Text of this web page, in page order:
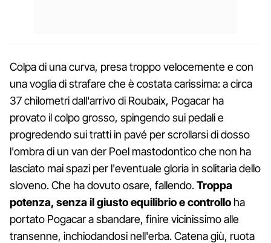
Colpa di una curva, presa troppo velocemente e con
una voglia di strafare che è costata carissima: a circa
37 chilometri dall'arrivo di Roubaix, Pogacar ha
provato il colpo grosso, spingendo sui pedali e
progredendo sui tratti in pavé per scrollarsi di dosso
l'ombra di un van der Poel mastodontico che non ha
lasciato mai spazi per l'eventuale gloria in solitaria dello
sloveno. Che ha dovuto osare, fallendo.Troppa
potenza, senza il giusto equilibrio e controllo ha
portato Pogacar a sbandare, finire vicinissimo alle
transenne, inchiodandosi nell'erba. Catena giù, ruota